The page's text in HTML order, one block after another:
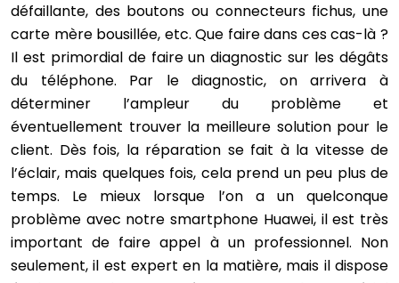
défaillante, des boutons ou connecteurs fichus, une
carte mère bousillée, etc. Que faire dans ces cas-là ?
Il est primordial de faire un diagnostic sur les dégâts
du téléphone. Par le diagnostic, on arrivera à
déterminer l’ampleur du problème et
éventuellement trouver la meilleure solution pour le
client. Dès fois, la réparation se fait à la vitesse de
l’éclair, mais quelques fois, cela prend un peu plus de
temps. Le mieux lorsque l’on a un quelconque
problème avec notre smartphone Huawei, il est très
important de faire appel à un professionnel. Non
seulement, il est expert en la matière, mais il dispose